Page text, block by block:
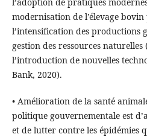
modernisation de l’élevage
l’intensification des productions
gestion des ressources
l’introduction de nouvelles
Bank, 2020).
• Amélioration de la santé
politique gouvernementale est
et de lutter contre les épidémies